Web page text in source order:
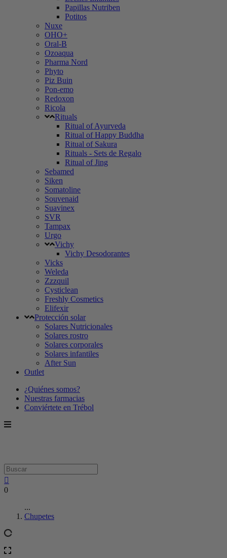
Papillas Nutriben
Potitos
Nuxe
OHO+
Oral-B
Ozoaqua
Pharma Nord
Phyto
Piz Buin
Pon-emo
Redoxon
Ricola
Rituals
Ritual of Ayurveda
Ritual of Happy Buddha
Ritual of Sakura
Rituals - Sets de Regalo
Ritual of Jing
Sebamed
Siken
Somatoline
Souvenaid
Suavinex
SVR
Tampax
Urgo
Vichy
Vichy Desodorantes
Vicks
Weleda
Zzzquil
Cysticlean
Freshly Cosmetics
Elifexir
Protección solar
Solares Nutricionales
Solares rostro
Solares corporales
Solares infantiles
After Sun
Outlet
¿Quiénes somos?
Nuestras farmacias
Conviértete en Trébol
0
...
Chupetes